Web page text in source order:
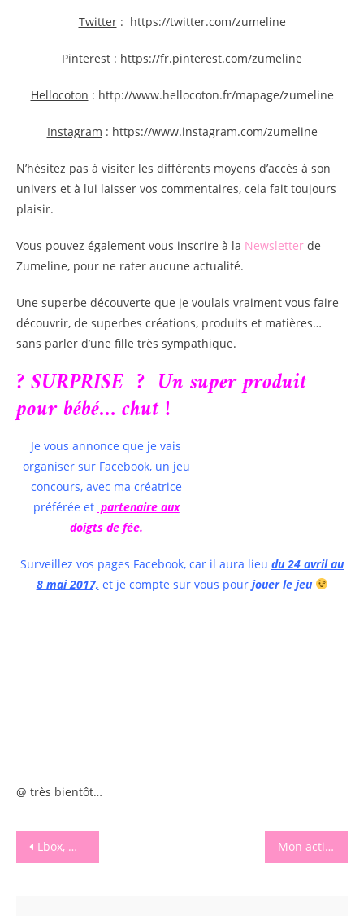
Twitter: https://twitter.com/zumeline
Pinterest : https://fr.pinterest.com/zumeline
Hellocoton : http://www.hellocoton.fr/mapage/zumeline
Instagram : https://www.instagram.com/zumeline
N’hésitez pas à visiter les différents moyens d’accès à son
univers et à lui laisser vos commentaires, cela fait toujours
plaisir.
Vous pouvez également vous inscrire à la Newsletter de
Zumeline, pour ne rater aucune actualité.
Une superbe découverte que je voulais vraiment vous faire
découvrir, de superbes créations, produits et matières…
sans parler d’une fille très sympathique.
? SURPRISE ? Un super produit
pour bébé… chut !
Je vous annonce que je vais
organiser sur Facebook, un jeu
concours, avec ma créatrice
préférée et partenaire aux
doigts de fée.
Surveillez vos pages Facebook, car il aura lieu du 24 avril au
8 mai 2017, et je compte sur vous pourjouer le jeu
@ très bientôt…
Navigation
de
Lbox, Ma box du jour… Mon activité de pâques ratée ;)